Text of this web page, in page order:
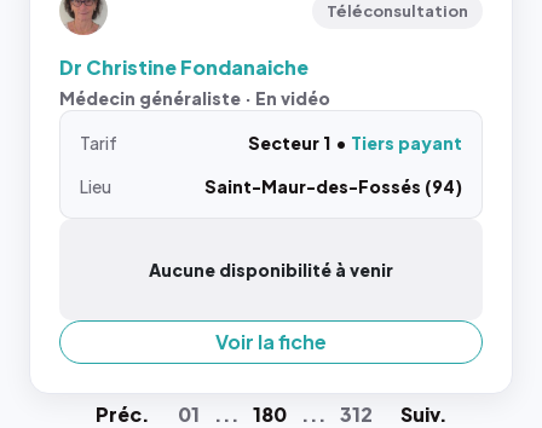
Téléconsultation
Dr Christine Fondanaiche
Médecin généraliste · En vidéo
Tarif Secteur 1
Tiers payant
Lieu
Saint-Maur-des-Fossés (94)
Aucune disponibilité à venir
Voir la fiche
Préc. 01 ... 180 ... 312 Suiv.